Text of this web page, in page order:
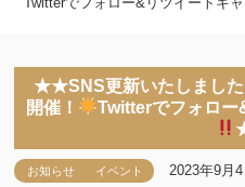
★★SNS更新いたしまし
開催！
Twitterでフォロー
お知らせ イベント 2023年9月4